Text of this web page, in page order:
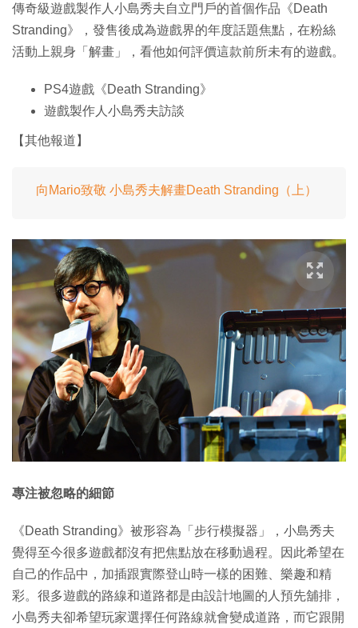
傳奇級遊戲製作人小島秀夫自立門戶的首個作品《Death
Stranding》，發售後成為遊戲界的年度話題焦點，在粉絲
活動上親身「解畫」，看他如何評價這款前所未有的遊戲。
PS4遊戲《Death Stranding》
遊戲製作人小島秀夫訪談
【其他報道】
向Mario致敬 小島秀夫解畫Death Stranding（上）
專注被忽略的細節
《Death Stranding》被形容為「步行模擬器」，小島秀夫
覺得至今很多遊戲都沒有把焦點放在移動過程。因此希望在
自己的作品中，加插跟實際登山時一樣的困難、樂趣和精
彩。很多遊戲的路線和道路都是由設計地圖的人預先舖排，
小島秀夫卻希望玩家選擇任何路線就會變成道路，而它跟開